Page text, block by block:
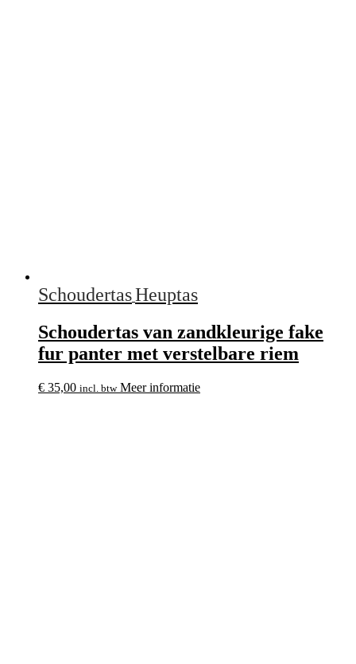
SchoudertasHeuptas
Schoudertas van zandkleurige fake
fur panter met verstelbare riem
€ 35,00 incl. btw Meer informatie